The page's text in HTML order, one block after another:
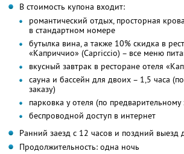
В стоимость купона входит:
романтический отдых, просторная
в стандартном номере
бутылка вина, а также 10% скидка в
«Каприччио» (Capriccio) – все меню
вкусный завтрак в ресторане отеля
сауна и бассейн для двоих – 1,5 часа
заказу)
парковка у отеля (по предварительному
беспроводной доступ в интернет
Ранний заезд с 12 часов и поздний выезд
Продолжительность: одна ночь